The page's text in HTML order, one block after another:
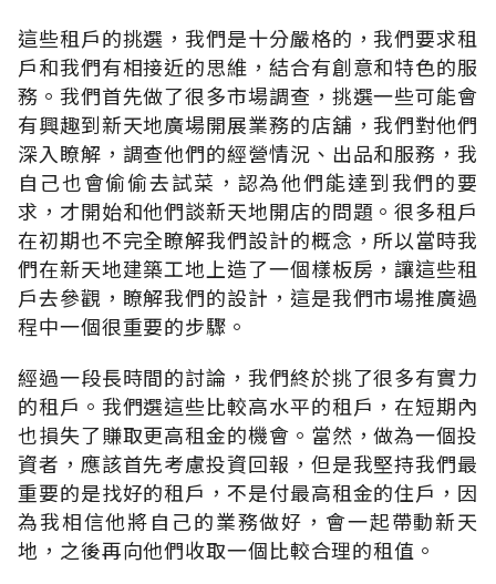
這些租戶的挑選，我們是十分嚴格的，我們要求租
戶和我們有相接近的思維，結合有創意和特色的服
務。我們首先做了很多市場調查，挑選一些可能會
有興趣到新天地廣場開展業務的店舖，我們對他們
深入瞭解，調查他們的經營情況、出品和服務，我
自己也會偷偷去試菜，認為他們能達到我們的要
求，才開始和他們談新天地開店的問題。很多租戶
在初期也不完全瞭解我們設計的概念，所以當時我
們在新天地建築工地上造了一個樣板房，讓這些租
戶去參觀，瞭解我們的設計，這是我們市場推廣過
程中一個很重要的步驟。
經過一段長時間的討論，我們終於挑了很多有實力
的租戶。我們選這些比較高水平的租戶，在短期內
也損失了賺取更高租金的機會。當然，做為一個投
資者，應該首先考慮投資回報，但是我堅持我們最
重要的是找好的租戶，不是付最高租金的住戶，因
為我相信他將自己的業務做好，會一起帶動新天
地，之後再向他們收取一個比較合理的租值。